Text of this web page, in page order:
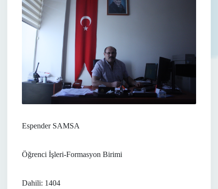
Espender SAMSA
Öğrenci İşleri-Formasyon Birimi
Dahili: 1404